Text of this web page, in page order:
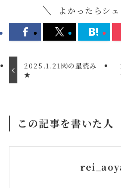
よかったらシェ
2025.1.21㈫の星読み
★
この記事を書いた人